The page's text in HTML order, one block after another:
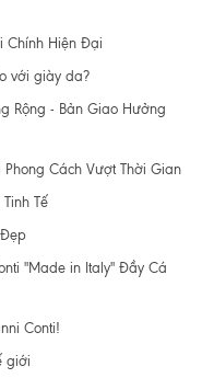
Chính Hiện Đại
với giày da?
Rộng - Bản Giao Hưởng
Cách Vượt Thời Gian
Tế
"Made in Italy" Đầy Cá
Conti!
giới